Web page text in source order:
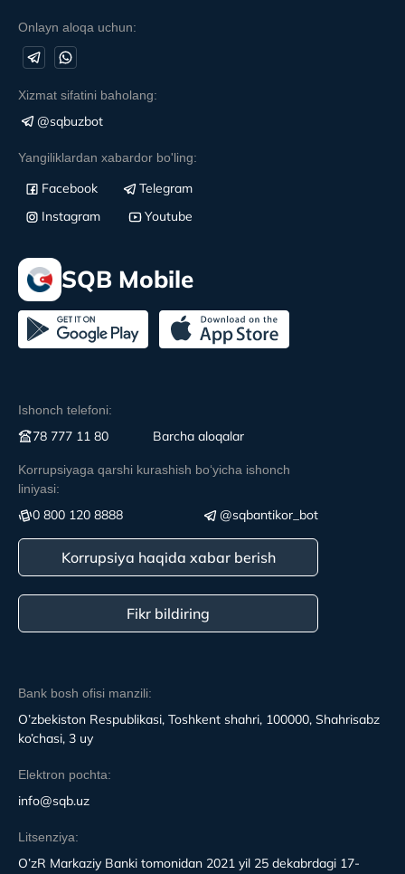
Bank bosh ofisi manzili:
O’zbekiston Respublikasi, Toshkent shahri, 100000, Shahrisabz
ko’chasi, 3 uy
Elektron pochta:
info@sqb.uz
Litsenziya:
O’zR Markaziy Banki tomonidan 2021 yil 25 dekabrdagi 17-
Onlayn aloqa uchun:
Xizmat sifatini baholang:
@sqbuzbot
Yangiliklardan xabardor bo'ling:
Facebook
Telegram
Instagram
Youtube
SQB Mobile
Ishonch telefoni:
78 777 11 80 Вarcha aloqalar
Korrupsiyaga qarshi kurashish boʻyicha ishonch
liniyasi:
0 800 120 8888 @sqbantikor_bot
Korrupsiya haqida xabar berish
Fikr bildiring